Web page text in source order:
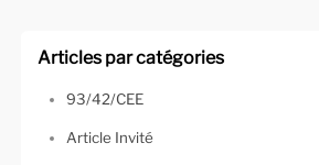
Articles par catégories
93/42/CEE
Article Invité